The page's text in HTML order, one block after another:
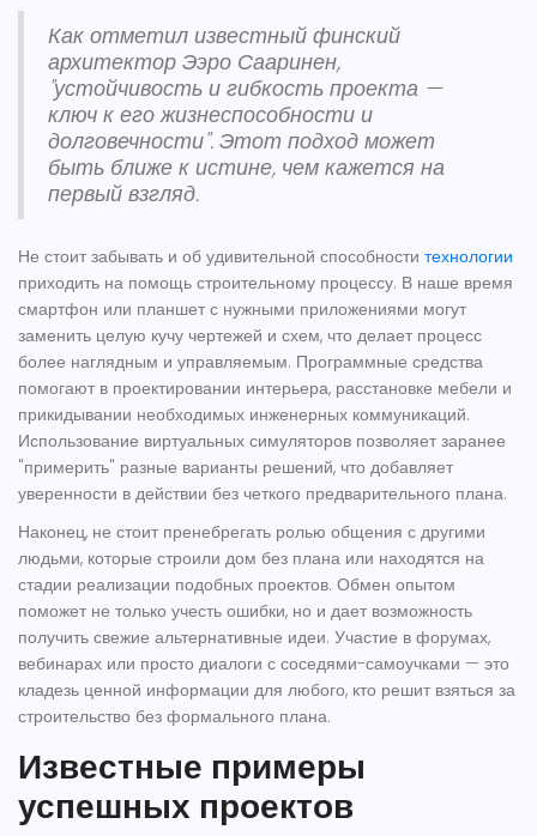
Как отметил известный финский
архитектор Ээро Сааринен,
"устойчивость и гибкость проекта —
ключ к его жизнеспособности и
долговечности". Этот подход может
быть ближе к истине, чем кажется на
первый взгляд.
Не стоит забывать и об удивительной способности технологии
приходить на помощь строительному процессу. В наше время
смартфон или планшет с нужными приложениями могут
заменить целую кучу чертежей и схем, что делает процесс
более наглядным и управляемым. Программные средства
помогают в проектировании интерьера, расстановке мебели и
прикидывании необходимых инженерных коммуникаций.
Использование виртуальных симуляторов позволяет заранее
"примерить" разные варианты решений, что добавляет
уверенности в действии без четкого предварительного плана.
Наконец, не стоит пренебрегать ролью общения с другими
людьми, которые строили дом без плана или находятся на
стадии реализации подобных проектов. Обмен опытом
поможет не только учесть ошибки, но и дает возможность
получить свежие альтернативные идеи. Участие в форумах,
вебинарах или просто диалоги с соседями-самоучками — это
кладезь ценной информации для любого, кто решит взяться за
строительство без формального плана.
Известные примеры
успешных проектов